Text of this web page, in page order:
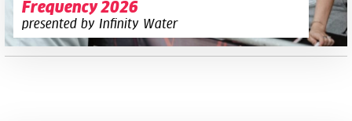
Frequency 2026
presented by Infinity Water